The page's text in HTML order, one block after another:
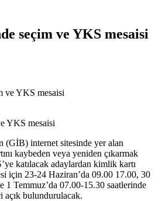
seçim ve YKS mesaisi
YKS mesaisi
(GİB) internet sitesinde yer alan
kaybeden veya yeniden çıkarmak
katılacak adaylardan kimlik kartı
için 23-24 Haziran’da 09.00 17.00, 30
1 Temmuz’da 07.00-15.30 saatlerinde
açık bulundurulacak.